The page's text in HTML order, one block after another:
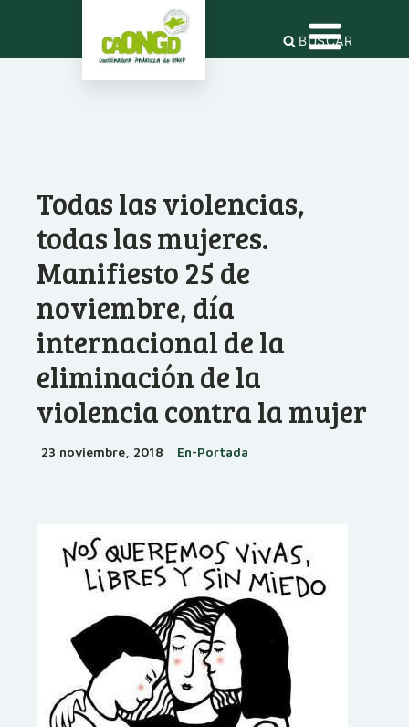
BUSCAR
Todas las violencias,
todas las mujeres.
Manifiesto 25 de
noviembre, día
internacional de la
eliminación de la
violencia contra la mujer
23 noviembre, 2018 En-Portada